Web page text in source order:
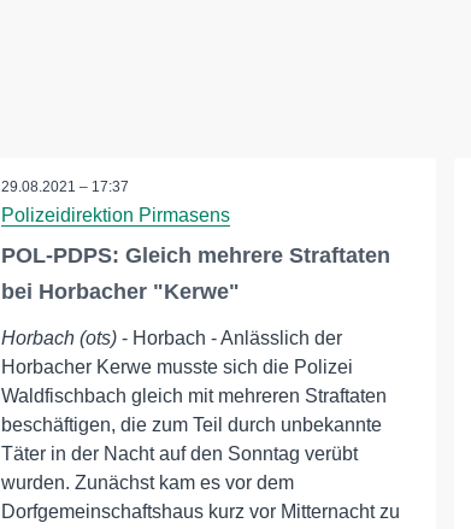
29.08.2021 – 17:37
Polizeidirektion Pirmasens
POL-PDPS: Gleich mehrere Straftaten
bei Horbacher "Kerwe"
Horbach (ots)- Horbach - Anlässlich der
Horbacher Kerwe musste sich die Polizei
Waldfischbach gleich mit mehreren Straftaten
beschäftigen, die zum Teil durch unbekannte
Täter in der Nacht auf den Sonntag verübt
wurden. Zunächst kam es vor dem
Dorfgemeinschaftshaus kurz vor Mitternacht zu